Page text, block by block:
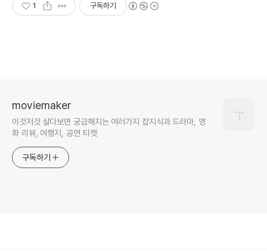
1 구독하기
moviemaker
이것저것 살다보면 궁금해지는 여러가지 잡지식과 드라마, 영
화 리뷰, 여행지, 공연 티켓
구독하기